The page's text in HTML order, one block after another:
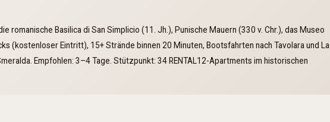
romanische Basilica di San Simplicio (11. Jh.), Punische Mauern (330 v. Chr.), das Museo
(kostenloser Eintritt), 15+ Strände binnen 20 Minuten, Bootsfahrten nach Tavolara und La
Empfohlen: 3–4 Tage. Stützpunkt: 34 RENTAL12-Apartments im historischen